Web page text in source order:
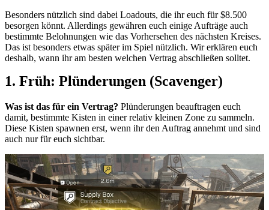
Besonders nützlich sind dabei Loadouts, die ihr euch für $8.500
besorgen könnt. Allerdings gewähren euch einige Aufträge auch
bestimmte Belohnungen wie das Vorhersehen des nächsten Kreises.
Das ist besonders etwas später im Spiel nützlich. Wir erklären euch
deshalb, wann ihr am besten welchen Vertrag abschließen solltet.
1. Früh: Plünderungen (Scavenger)
Was ist das für ein Vertrag? Plünderungen beauftragen euch
damit, bestimmte Kisten in einer relativ kleinen Zone zu sammeln.
Diese Kisten spawnen erst, wenn ihr den Auftrag annehmt und sind
auch nur für euch sichtbar.